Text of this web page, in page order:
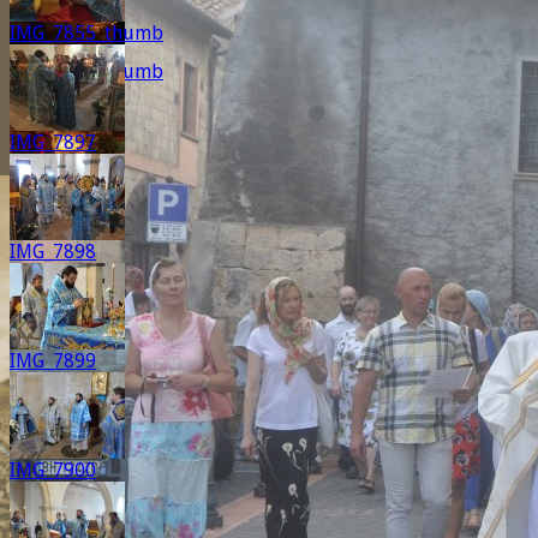
IMG_2603_thumb
IMG_7855_thumb
IMG_7897
IMG_7898
IMG_7899
IMG_7900